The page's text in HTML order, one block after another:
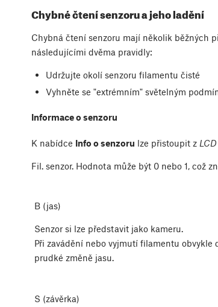
Chybné čtení senzoru a jeho ladění
Chybná čtení senzoru mají několik běžných
následujícími dvěma pravidly:
Udržujte okolí senzoru filamentu čisté
Vyhněte se "extrémním" světelným
Informace o senzoru
K nabídce Info o senzoru lze přistoupit z
Fil. senzor. Hodnota může být 0 nebo 1, což
B (jas)
Senzor si lze představit jako kameru.
Při zavádění nebo vyjmutí filamentu obvykle
prudké změně jasu.
S (závěrka)